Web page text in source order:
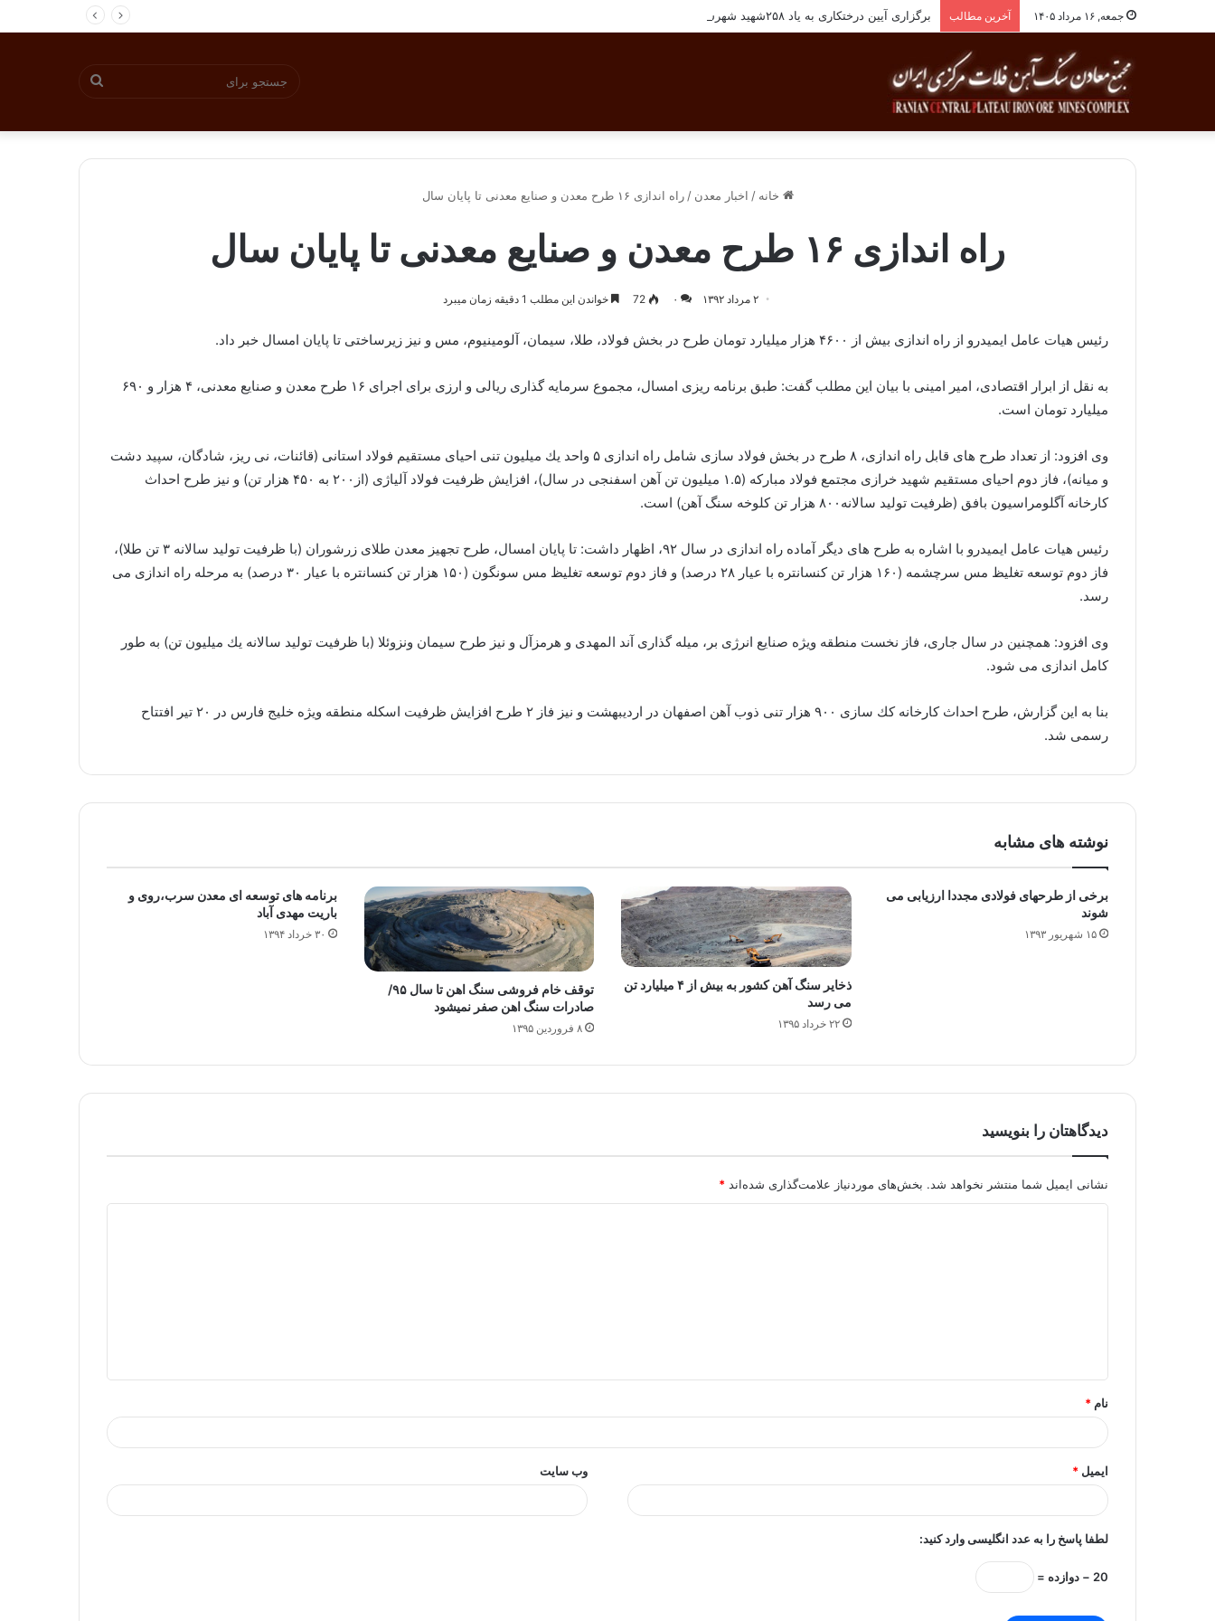
جمعه, ۱۶ مرداد ۱۴۰۵ آخرین مطالب برگزاری آیین درختکاری به یاد ۲۵۸شهید شهرستان بافق
خانه / اخبار معدن / راه اندازی ۱۶ طرح معدن و صنایع معدنی تا پایان سال
راه اندازی ۱۶ طرح معدن و صنایع معدنی تا پایان سال
۲ مرداد ۱۳۹۲ ۰ 72 خواندن این مطلب 1 دقیقه زمان میبرد
رئیس هیات عامل ایمیدرو از راه اندازی بیش از ۴۶۰۰ هزار میلیارد تومان طرح در بخش فولاد، طلا، سیمان، آلومینیوم، مس و نیز زیرساختی تا پایان امسال خبر داد.
به نقل از ابرار اقتصادی، امیر امینی با بیان این مطلب گفت: طبق برنامه ریزی امسال، مجموع سرمایه گذاری ریالی و ارزی برای اجرای ۱۶ طرح معدن و صنایع معدنی، ۴ هزار و ۶۹۰
میلیارد تومان است.
وی افزود: از تعداد طرح های قابل راه اندازی، ۸ طرح در بخش فولاد سازی شامل راه اندازی ۵ واحد یك میلیون تنی احیای مستقیم فولاد استانی (قائنات، نی ریز، شادگان، سپید دشت
و میانه)، فاز دوم احیای مستقیم شهید خرازی مجتمع فولاد مباركه (۱.۵ میلیون تن آهن اسفنجی در سال)، افزایش ظرفیت فولاد آلیاژی (از۲۰۰ به ۴۵۰ هزار تن) و نیز طرح احداث
كارخانه آگلومراسیون بافق (ظرفیت تولید سالانه۸۰۰ هزار تن كلوخه سنگ آهن) است.
رئیس هیات عامل ایمیدرو با اشاره به طرح های دیگر آماده راه اندازی در سال ۹۲، اظهار داشت: تا پایان امسال، طرح تجهیز معدن طلای زرشوران (با ظرفیت تولید سالانه ۳ تن طلا)،
فاز دوم توسعه تغلیظ مس سرچشمه (۱۶۰ هزار تن كنسانتره با عیار ۲۸ درصد) و فاز دوم توسعه تغلیظ مس سونگون (۱۵۰ هزار تن كنسانتره با عیار ۳۰ درصد) به مرحله راه اندازی می
رسد.
وی افزود: همچنین در سال جاری، فاز نخست منطقه ویژه صنایع انرژی بر، میله گذاری آند المهدی و هرمزآل و نیز طرح سیمان ونزوئلا (با ظرفیت تولید سالانه یك میلیون تن) به طور
كامل اندازی می شود.
بنا به این گزارش، طرح احداث كارخانه كك سازی ۹۰۰ هزار تنی ذوب آهن اصفهان در اردیبهشت و نیز فاز ۲ طرح افزایش ظرفیت اسكله منطقه ویژه خلیج فارس در ۲۰ تیر افتتاح
رسمی شد.
نوشته های مشابه
برخی از طرحهای فولادی مجددا ارزیابی می
شوند
۱۵ شهریور ۱۳۹۳
ذخایر سنگ آهن کشور به بیش از ۴ میلیارد تن
می رسد
۲۲ خرداد ۱۳۹۵
توقف خام فروشی سنگ اهن تا سال ۹۵/
صادرات سنگ اهن صفر نمیشود
۸ فروردین ۱۳۹۵
برنامه های توسعه ای معدن سرب،‌روی و
باریت مهدی آباد
۳۰ خرداد ۱۳۹۴
دیدگاهتان را بنویسید
نشانی ایمیل شما منتشر نخواهد شد. بخش‌های موردنیاز علامت‌گذاری شده‌اند *
*
نام *
ایمیل * وب‌ سایت
لطفا پاسخ را به عدد انگلیسی وارد کنید:
20 − دوازده =